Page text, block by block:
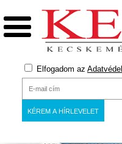
Elfogadom az